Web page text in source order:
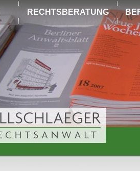
RECHTSBERATUNG